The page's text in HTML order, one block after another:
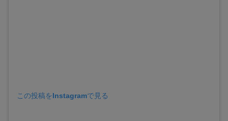
この投稿をInstagramで見る